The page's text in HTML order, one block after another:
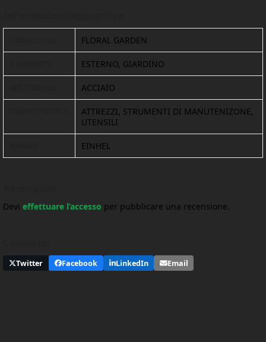
FLORAL GARDEN
ESTERNO, GIARDINO
ACCIAIO
ATTREZZI, STRUMENTI DI MANUTENIZONE,
UTENSILI
EINHEL
Devi effettuare l’accesso per pubblicare una recensione.
Twitter Facebook LinkedIn Email